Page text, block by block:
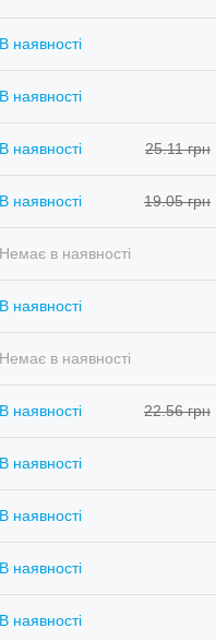
В наявності
В наявності
В наявності 25.11 грн
В наявності 19.05 грн
Немає в наявності
В наявності
Немає в наявності
В наявності 22.56 грн
В наявності
В наявності
В наявності
В наявності